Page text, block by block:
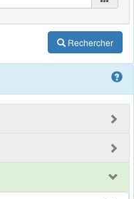
Rechercher